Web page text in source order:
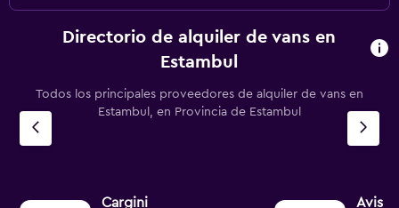
Directorio de alquiler de vans en
Estambul
Todos los principales proveedores de alquiler de vans en
Estambul, en Provincia de Estambul
Cargini Avis